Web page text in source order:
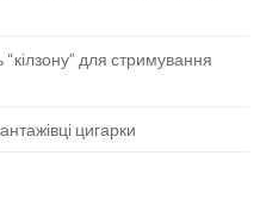
для стримування
цигарки